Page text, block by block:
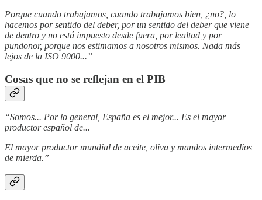
Porque cuando trabajamos, cuando trabajamos bien, ¿no?, lo
hacemos por sentido del deber, por un sentido del deber que viene
de dentro y no está impuesto desde fuera, por lealtad y por
pundonor, porque nos estimamos a nosotros mismos. Nada más
lejos de la ISO 9000...”
Cosas que no se reflejan en el PIB
“Somos... Por lo general, España es el mejor... Es el mayor
productor español de...
El mayor productor mundial de aceite, oliva y mandos intermedios
de mierda.”